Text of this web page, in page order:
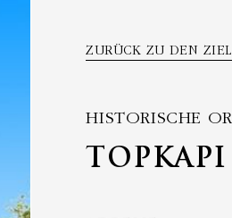
ZURÜCK ZU DEN
HISTORISCHE
TOPKAPI